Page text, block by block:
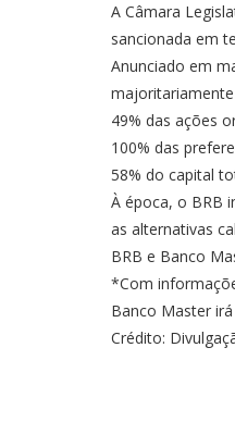
A Câmara
sancionada em
Anunciado em
49% das ações
100% das
58% do capital
À época, o BRB
as alternativas
BRB e Banco
*Com
Banco Master
Crédito: